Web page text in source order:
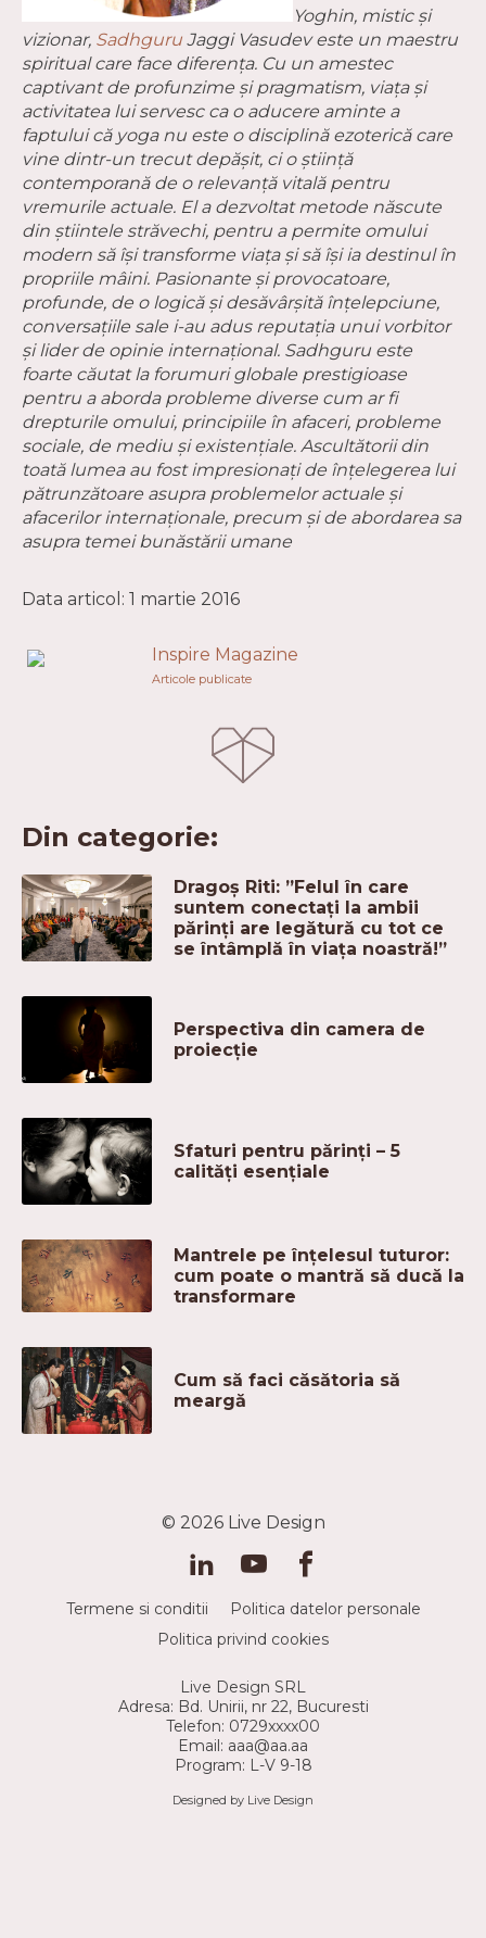
Yoghin, mistic și
vizionar, Sadhguru Jaggi Vasudev este un maestru
spiritual care face diferența. Cu un amestec
captivant de profunzime și pragmatism, viața și
activitatea lui servesc ca o aducere aminte a
faptului că yoga nu este o disciplină ezoterică care
vine dintr-un trecut depășit, ci o știință
contemporană de o relevanță vitală pentru
vremurile actuale. El a dezvoltat metode născute
din știintele străvechi, pentru a permite omului
modern să își transforme viața și să își ia destinul în
propriile mâini. Pasionante și provocatoare,
profunde, de o logică și desăvârșită înțelepciune,
conversațiile sale i-au adus reputația unui vorbitor
și lider de opinie internațional. Sadhguru este
foarte căutat la forumuri globale prestigioase
pentru a aborda probleme diverse cum ar fi
drepturile omului, principiile în afaceri, probleme
sociale, de mediu și existențiale. Ascultătorii din
toată lumea au fost impresionați de înțelegerea lui
pătrunzătoare asupra problemelor actuale și
afacerilor internaționale, precum și de abordarea sa
asupra temei bunăstării umane
Data articol: 1 martie 2016
Inspire Magazine
Articole publicate
Din categorie:
Dragoș Riti: ”Felul în care
suntem conectați la ambii
părinți are legătură cu tot ce
se întâmplă în viața noastră!”
Perspectiva din camera de
proiecție
Sfaturi pentru părinți – 5
calități esențiale
Mantrele pe înțelesul tuturor:
cum poate o mantră să ducă la
transformare
Cum să faci căsătoria să
meargă
© 2026 Live Design
Termene si conditii
Politica datelor personale
Politica privind cookies
Live Design SRL
Adresa: Bd. Unirii, nr 22, Bucuresti
Telefon: 0729xxxx00
Email: aaa@aa.aa
Program: L-V 9-18
Designed by Live Design